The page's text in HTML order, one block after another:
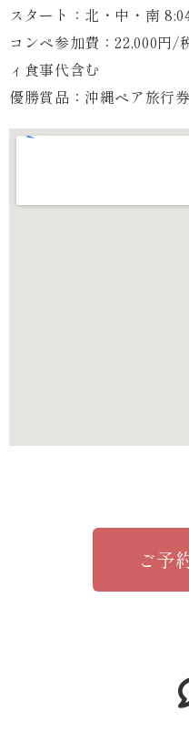
スタート：北・中・南
コンペ参加費：22,000
ィ食事代含む
優勝賞品：沖縄ペア旅行
ご予